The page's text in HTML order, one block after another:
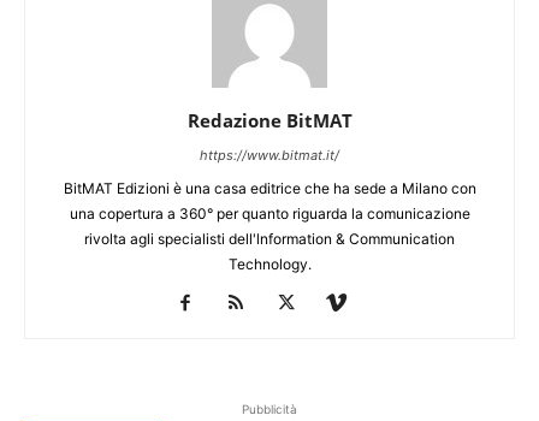
Redazione BitMAT
https://www.bitmat.it/
BitMAT Edizioni è una casa editrice che ha sede a Milano con
una copertura a 360° per quanto riguarda la comunicazione
rivolta agli specialisti dell'lnformation & Communication
Technology.
Pubblicità